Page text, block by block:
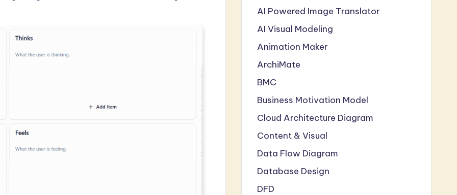
AI Powered Image Translator
AI Visual Modeling
Animation Maker
ArchiMate
BMC
Business Motivation Model
Cloud Architecture Diagram
Content & Visual
Data Flow Diagram
Database Design
DFD